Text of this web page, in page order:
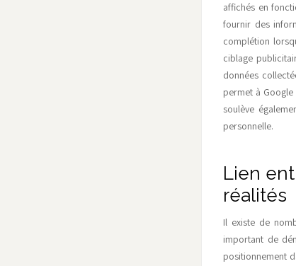
affichés en
fournir des
complétion
ciblage
données
permet à
soulève
personnelle.
Lien
réalités
Il existe de
important de
positionnement